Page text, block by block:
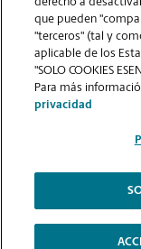
VER
2026.
The UPS Store | Aviso de
Contraste Alto
que pueden
"terceros" (tal y
aplicable de los
"SOLO COOKIES
Para más
privacidad